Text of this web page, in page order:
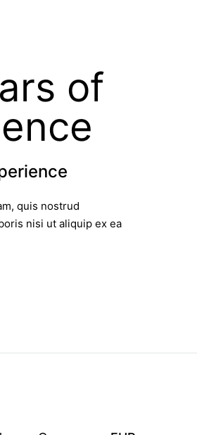
quis nostrud
nisi ut aliquip ex ea